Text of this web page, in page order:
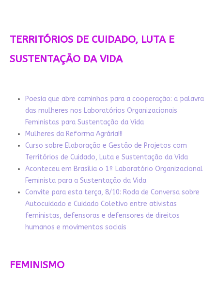
TERRITÓRIOS DE CUIDADO, LUTA E
SUSTENTAÇÃO DA VIDA
Poesia que abre caminhos para a cooperação: a palavra
das mulheres nos Laboratórios Organizacionais
Feministas para Sustentação da Vida
Mulheres da Reforma Agrária!!!
Curso sobre Elaboração e Gestão de Projetos com
Territórios de Cuidado, Luta e Sustentação da Vida
Aconteceu em Brasília o 1º Laboratório Organizacional
Feminista para a Sustentação da Vida
Convite para esta terça, 8/10: Roda de Conversa sobre
Autocuidado e Cuidado Coletivo entre ativistas
feministas, defensoras e defensores de direitos
humanos e movimentos sociais
FEMINISMO